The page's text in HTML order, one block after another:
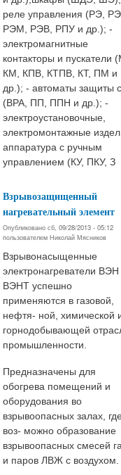
реле управления (РЭ,
РЭМ, РЭВ, РПУ и др.); -
электромагнитные
контакторы и пускатели
КМ, КПВ, КТПВ, КТ, ПМ и
др.); - автоматы защиты
(ВРА, ПП, ППН и др.); -
электроустановочные,
электромонтажные
аппаратура с ручным
управлением (КУ, ПКУ, З
Взрывозащищенный
нагревательный элемент
Опубликовано сб, 09/28/2013 - 05:12
пользователем Николай Мясников
Взрывонасыщенные
электронагреватели ВЭН
ВЭНТ успешно
применяются в газовой,
нефтя- ной, химической
горнодобывающей
промышленности.
Предназначены для
обогрева помещений и
оборудования во
взрывоопасных залах,
воз- можно образование
взрывоопасных смесей
и паров ЛВЖ с воздухом.